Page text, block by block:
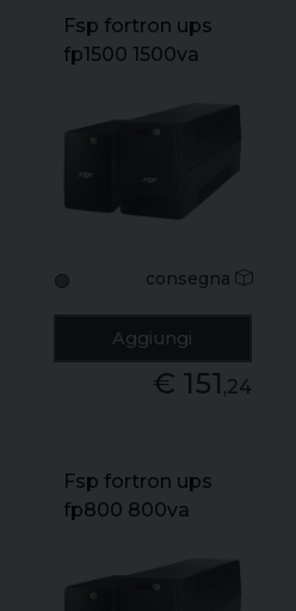
Fsp fortron ups
fp1500 1500va
2x12v/9ah.
4xschuko
🟢 consegna
Aggiungi
€ 151 ,24
Fsp fortron ups
fp800 800va